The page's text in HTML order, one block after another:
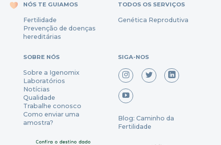
NÓS TE GUIAMOS
Fertilidade
Prevenção dedoenças
hereditárias
TODOS OS SERVIÇOS
Genética Reprodutiva
SOBRE NÓS
Sobre a Igenomix
Laboratórios
Notícias
Qualidade
Trabalhe conosco
Como enviar uma
amostra?
SIGA-NOS
Blog: Caminho da
Fertilidade